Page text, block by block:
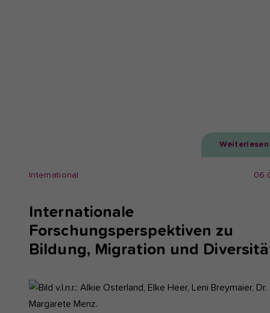
Weiterlesen
International
Internationale
Forschungsperspektiven zu
Bildung, Migration und